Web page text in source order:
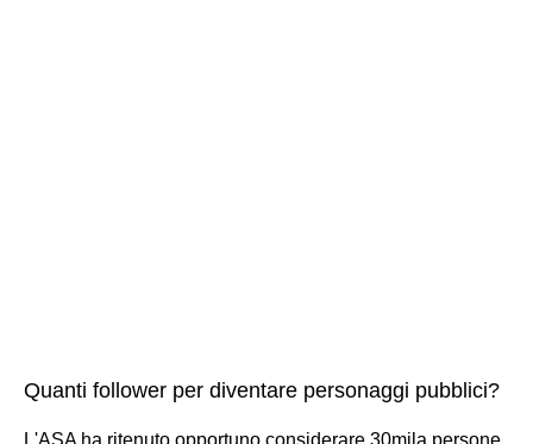
Quanti follower per diventare personaggi pubblici?
L'ASA ha ritenuto opportuno considerare 30mila persone